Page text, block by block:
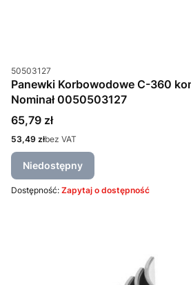
Kod produktu
50503127
Panewki Korbowodowe C-360
Nominał 0050503127
Cena
65,79 zł
Cena
53,49 złbez VAT
Niedostępny
Dostępność: Zapytaj o dostępność